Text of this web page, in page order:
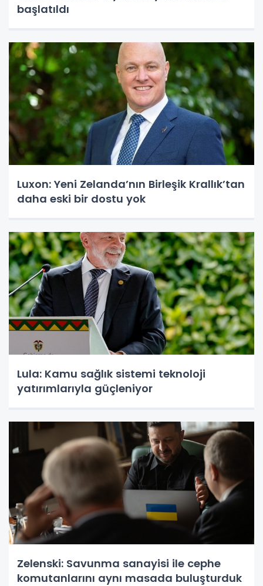
başlatıldı
Luxon: Yeni Zelanda’nın Birleşik Krallık’tan
daha eski bir dostu yok
Lula: Kamu sağlık sistemi teknoloji
yatırımlarıyla güçleniyor
Zelenski: Savunma sanayisi ile cephe
komutanlarını aynı masada buluşturduk